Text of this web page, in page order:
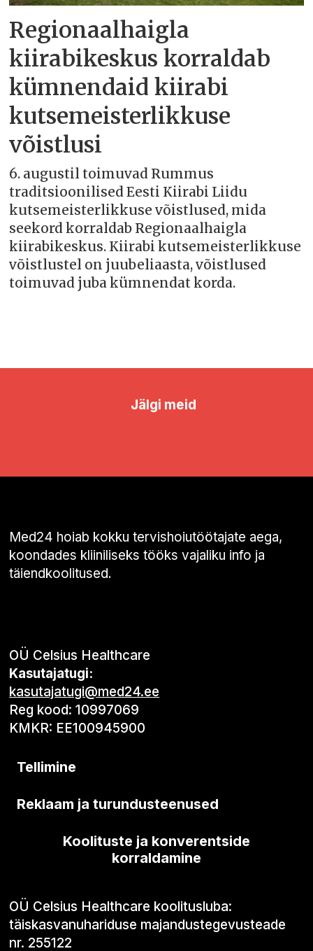
Regionaalhaigla
kiirabikeskus korraldab
kümnendaid kiirabi
kutsemeisterlikkuse
võistlusi
6. augustil toimuvad Rummus
traditsioonilised Eesti Kiirabi Liidu
kutsemeisterlikkuse võistlused, mida
seekord korraldab Regionaalhaigla
kiirabikeskus. Kiirabi kutsemeisterlikkuse
võistlustel on juubeliaasta, võistlused
toimuvad juba kümnendat korda.
Jälgi meid
Med24 hoiab kokku tervishoiutöötajate aega,
koondades kliiniliseks tööks vajaliku info ja
täiendkoolitused.
OÜ Celsius Healthcare
Kasutajatugi:
kasutajatugi@med24.ee
Reg kood: 10997069
KMKR: EE100945900
Tellimine
Reklaam ja turundusteenused
Koolituste ja konverentside
korraldamine
OÜ Celsius Healthcare koolitusluba:
täiskasvanuhariduse majandustegevusteade
nr. 255122